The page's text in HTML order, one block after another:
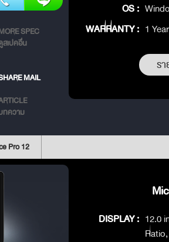
SPEC
สเปคอื่น
MAIL
ทความ
OS :
WARRANTY : 1
ร
Pro 12
DISPLAY : 12.0